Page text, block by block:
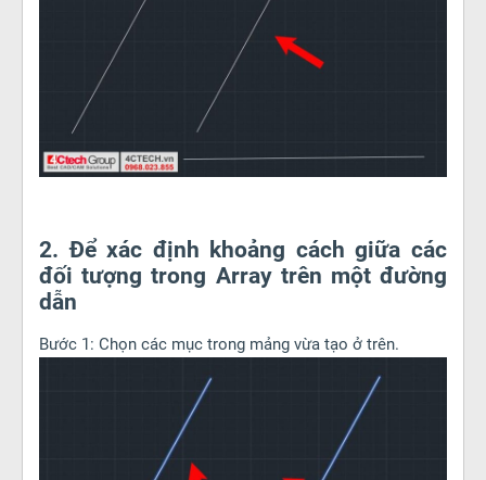
2. Để xác định khoảng cách giữa các
đối tượng trong Array trên một đường
dẫn
Bước 1: Chọn các mục trong mảng vừa tạo ở trên.